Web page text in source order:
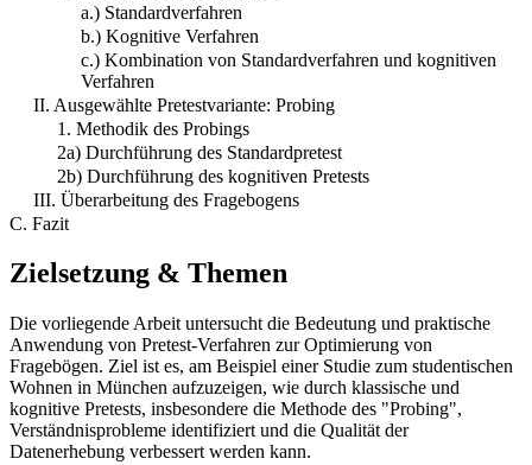
a.) Standardverfahren
b.) Kognitive Verfahren
c.) Kombination von Standardverfahren und kognitiven
Verfahren
II. Ausgewählte Pretestvariante: Probing
1. Methodik des Probings
2a) Durchführung des Standardpretest
2b) Durchführung des kognitiven Pretests
III. Überarbeitung des Fragebogens
C. Fazit
Zielsetzung & Themen
Die vorliegende Arbeit untersucht die Bedeutung und praktische
Anwendung von Pretest-Verfahren zur Optimierung von
Fragebögen. Ziel ist es, am Beispiel einer Studie zum studentischen
Wohnen in München aufzuzeigen, wie durch klassische und
kognitive Pretests, insbesondere die Methode des "Probing",
Verständnisprobleme identifiziert und die Qualität der
Datenerhebung verbessert werden kann.